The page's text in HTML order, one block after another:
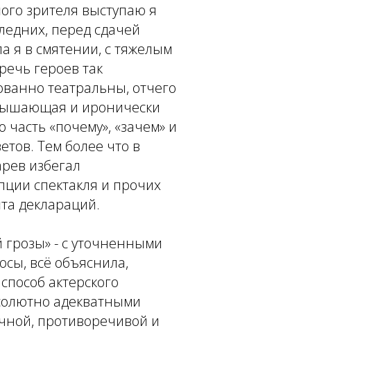
зрителя выступаю я
перед сдачей
я в смятении, с тяжелым
героев так
театральны, отчего
и иронически
«почему», «зачем» и
Тем более что в
избегал
спектакля и прочих
деклараций.
- с уточненными
всё объяснила,
актерского
адекватными
противоречивой и